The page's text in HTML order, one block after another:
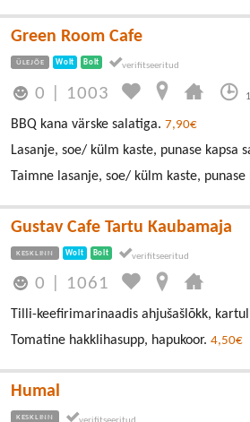
Green Room Cafe
ÜLEJÕE Wolt Bolt
0 1003
BBQ kana värske salatiga. 7,90€
Lasanje, soe/ külm kaste, punase kapsa
Taimne lasanje, soe/ külm kaste, punase
Gustav Cafe Tartu Kaubamaja
KESKLINN Wolt Bolt
0 1061
Tilli-keefirimarinaadis ahjušašlõkk,
Tomatine hakklihasupp, hapukoor. 4,50€
Humal
KESKLINN